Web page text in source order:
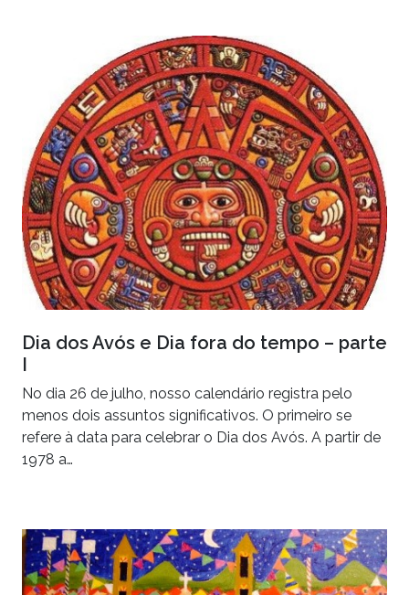
Dia dos Avós e Dia fora do tempo – parte
I
No dia 26 de julho, nosso calendário registra pelo
menos dois assuntos significativos. O primeiro se
refere à data para celebrar o Dia dos Avós. A partir de
1978 a…